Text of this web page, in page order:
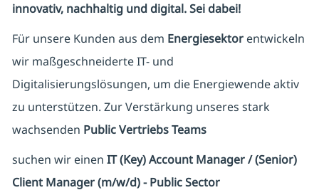
innovativ, nachhaltig und digital. Sei dabei!
Für unsere Kunden aus dem Energiesektorentwickeln
wir maßgeschneiderte IT- und
Digitalisierungslösungen, um die Energiewende aktiv
zu unterstützen. Zur Verstärkung unseres stark
wachsenden Public Vertriebs Teams
suchen wir einen IT (Key) Account Manager / (Senior)
Client Manager (m/w/d) - Public Sector